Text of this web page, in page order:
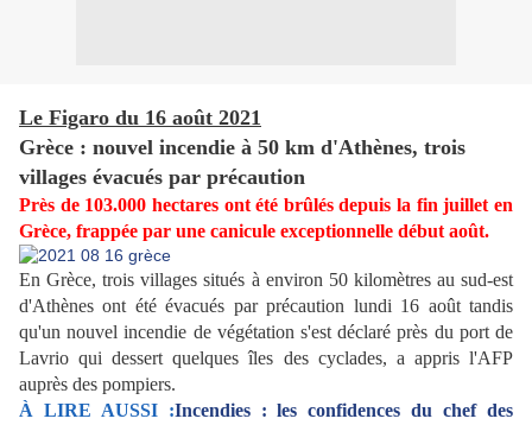
Le Figaro du 16 août 2021
Grèce : nouvel incendie à 50 km d'Athènes, trois
villages évacués par précaution
Près de 103.000 hectares ont été brûlés depuis la fin juillet en
Grèce, frappée par une canicule exceptionnelle début août.
En Grèce, trois villages situés à environ 50 kilomètres au sud-est
d'Athènes ont été évacués par précaution lundi 16 août tandis
qu'un nouvel incendie de végétation s'est déclaré près du port de
Lavrio qui dessert quelques îles des cyclades, a appris l'AFP
auprès des pompiers.
À LIRE AUSSI :Incendies : les confidences du chef des